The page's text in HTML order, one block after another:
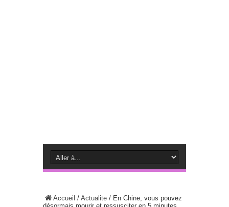
Accueil / Actualite / En Chine, vous pouvez